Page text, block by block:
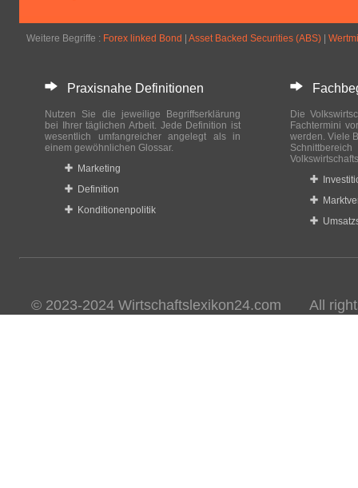
Weitere Begriffe : Forex linked Bond Asset Backed Securities (ABS)
Praxisnahe Definitionen
Nutzen Sie die jeweilige Begriffserklärung
bei Ihrer täglichen Arbeit. Jede Definition ist
wesentlich umfangreicher angelegt als in
einem gewöhnlichen Glossar.
Marketing
Definition
Konditionenpolitik
Die
Fachtermini
werden. Viele
© 2023-2024 Wirtschaftslexikon24.com All